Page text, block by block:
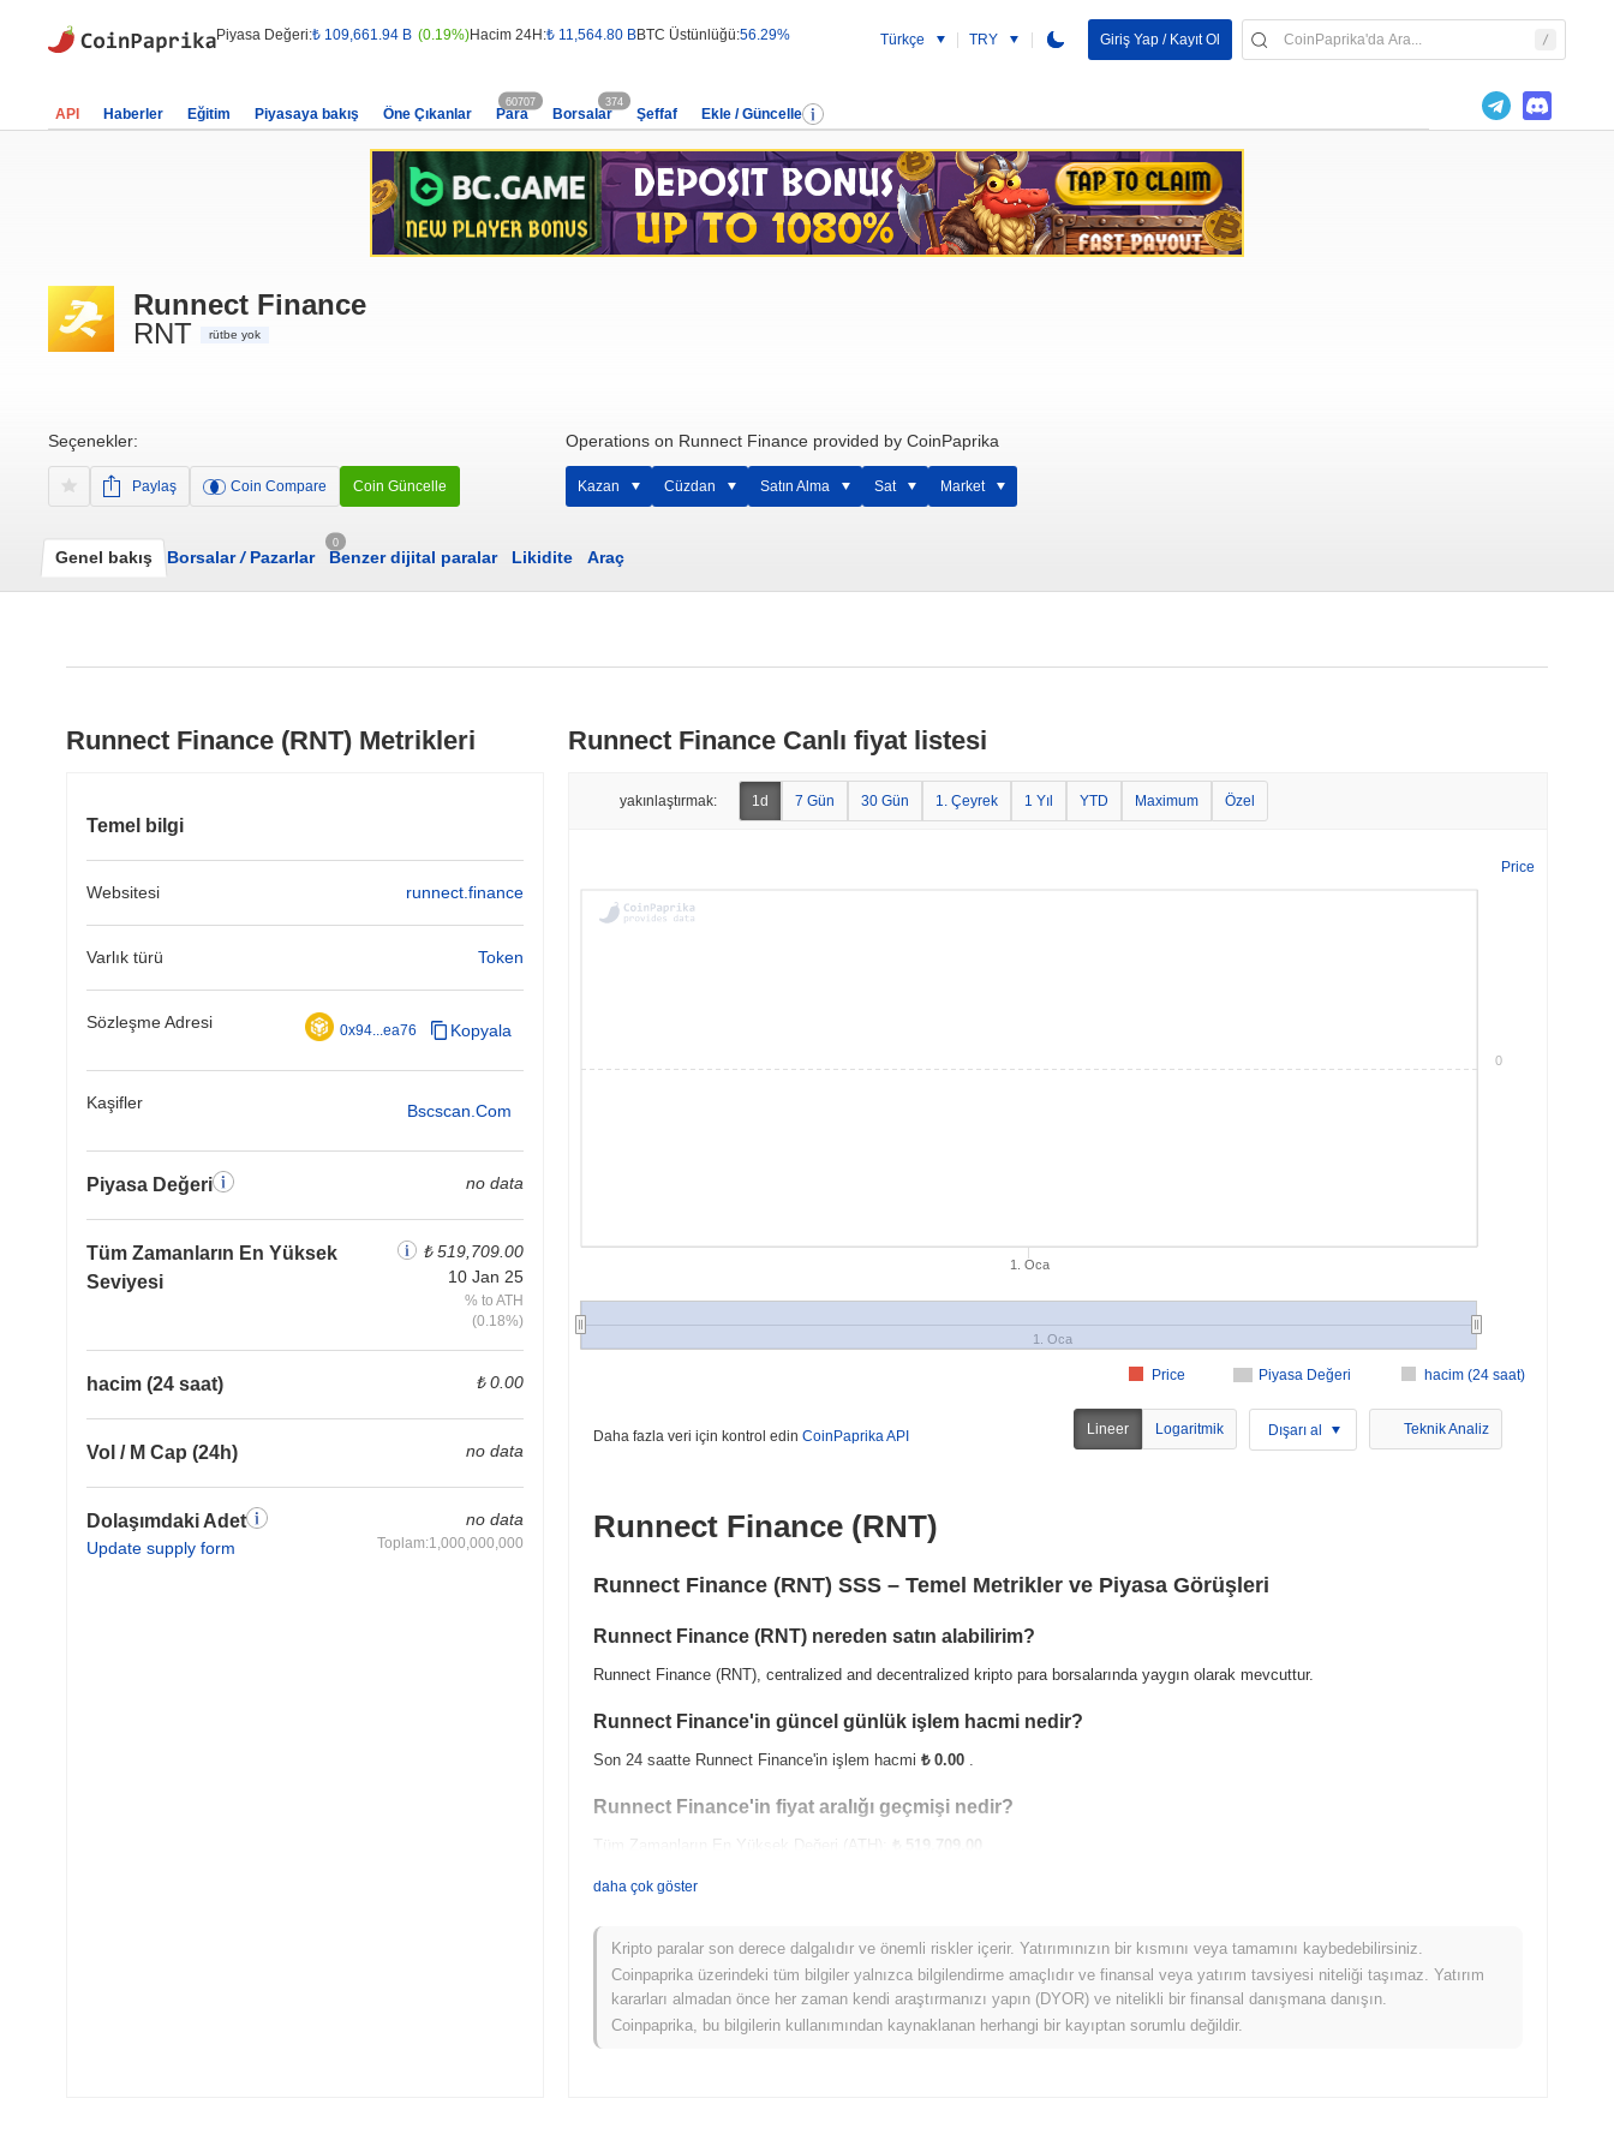
Piyasa Değeri:₺ 109,661.94 B (0.19%)Hacim 24H:₺ 11,564.80 BBTC Üstünlüğü:56.29% Türkçe TRY Giriş Yap / Kayıt Ol
API Haberler Eğitim Piyasaya bakış Öne Çıkanlar Para
60707
Borsalar
374
Şeffaf Ekle / Güncelle
Runnect Finance
RNT
rütbe yok
Seçenekler:
Paylaş Coin Compare Coin Güncelle
Operations on Runnect Finance provided by CoinPaprika
Kazan Cüzdan Satın Alma Sat Market
Genel bakış Borsalar/Pazarlar
0
Benzer dijital paralar Likidite Araç
Runnect Finance (RNT) Metrikleri
Temel bilgi
Websitesi runnect.finance
Varlık türü Token
Sözleşme Adresi 0x94...ea76 Kopyala
Kaşifler Bscscan.com
Piyasa Değeri no data
Tüm Zamanların En Yüksek
Seviyesi
₺ 519,709.00
10 Jan 25
% to ATH
(0.18%)
hacim (24 saat) ₺ 0.00
Vol / M Cap (24h) no data
Dolaşımdaki Adet
Update supply form
no data
Toplam:1,000,000,000
Runnect Finance Canlı fiyat listesi
yakınlaştırmak: 1d 7 Gün 30 Gün 1. Çeyrek 1 Yıl YTD Maximum Özel
Price
Piyasa Değeri hacim (24 saat)
Price
1. Oca
1. Oca
0
Daha fazla veri için kontrol edin CoinPaprika API Lineer Logaritmik Dışarı al Teknik Analiz
Runnect Finance (RNT)
Runnect Finance (RNT) SSS – Temel Metrikler ve Piyasa Görüşleri
Runnect Finance (RNT) nereden satın alabilirim?
Runnect Finance (RNT), centralized and decentralized kripto para borsalarında yaygın olarak mevcuttur.
Runnect Finance'in güncel günlük işlem hacmi nedir?
Son 24 saatte Runnect Finance'in işlem hacmi ₺ 0.00 .
Runnect Finance'in fiyat aralığı geçmişi nedir?
Tüm Zamanların En Yüksek Değeri (ATH):
₺ 519,709.00
Runnect Finance, daha geniş kripto piyasasıyla karşılaştırıldığında nasıl performans gösteriyor?
Son 7 günde Runnect Finance0.00% kazandı, genel kripto piyasasından0.19%kazanç kaydeden daha düşük performans gösterdi.
Bu, daha geniş piyasa momentumuna göre RNT'ün fiyat hareketinde geçici bir gecikme gösterdiğini belirtir.
daha çok göster
Kripto paralar son derece dalgalıdır ve önemli riskler içerir. Yatırımınızın bir kısmını veya tamamını kaybedebilirsiniz.
Coinpaprika üzerindeki tüm bilgiler yalnızca bilgilendirme amaçlıdır ve finansal veya yatırım tavsiyesi niteliği taşımaz. Yatırım
kararları almadan önce her zaman kendi araştırmanızı yapın (DYOR) ve nitelikli bir finansal danışmana danışın.
Coinpaprika, bu bilgilerin kullanımından kaynaklanan herhangi bir kayıptan sorumlu değildir.